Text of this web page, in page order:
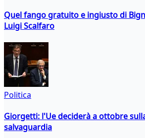
Quel fango gratuito e ingiusto di
Luigi Scalfaro
Politica
Giorgetti: l'Ue deciderà a ottobre
salvaguardia